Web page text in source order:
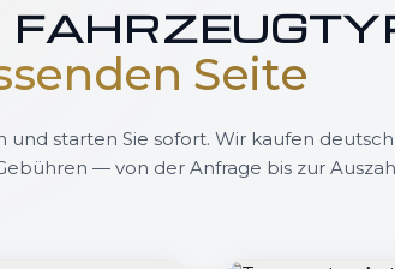
Seite
und starten Sie sofort. Wir kaufen
— von der Anfrage bis zur